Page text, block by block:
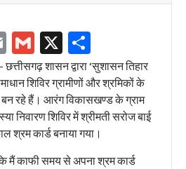
EmailGmail
X
शासन द्वारा ‘सुशासन तिहार
शिविर ग्रामीणों और श्रमिकों के
बन रहे हैं। आरंग विकासखण्ड के ग्राम
निवारण शिविर में श्रीमती सरोज बाई
कार्ड बनाया गया।
मैं काफी समय से अपना श्रम कार्ड